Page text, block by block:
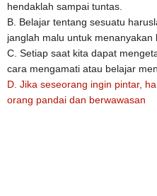
hendaklah sampai tuntas.
B. Belajar tentang sesuatu
janglah malu untuk menanyakan
C. Setiap saat kita dapat
cara mengamati atau belajar
D. Jika seseorang ingin pintar,
orang pandai dan berwawasan